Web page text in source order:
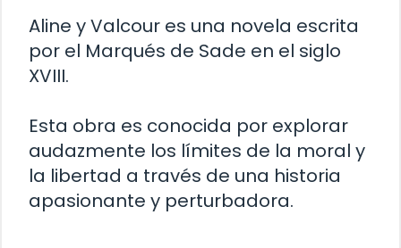
Aline y Valcour es una novela escrita
por el Marqués de Sade en el siglo
XVIII.
Esta obra es conocida por explorar
audazmente los límites de la moral y
la libertad a través de una historia
apasionante y perturbadora.